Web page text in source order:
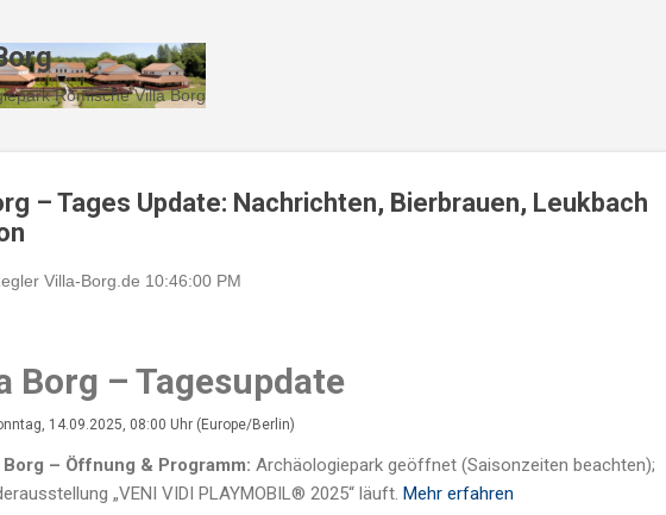
Römische Villa Borg
– Tages Update: Nachrichten, Bierbrauen, Leukbach
Villa-Borg.de 10:46:00 PM
Borg – Tagesupdate
14.09.2025, 08:00 Uhr (Europe/Berlin)
Borg – Öffnung & Programm: Archäologiepark geöffnet (Saisonzeiten beachten);
„VENI VIDI PLAYMOBIL® 2025“ läuft. Mehr erfahren